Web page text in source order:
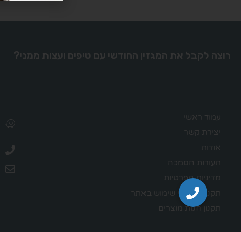
רוצה לקבל את המגזין החודשי עם טיפים ועצות ממני?
עמוד ראשי
יצירת קשר
אודות
תעודות הסמכה
מדיניות הפרטיות
תקנון – תנאי שימוש באתר
תקנון חנות מוצרים